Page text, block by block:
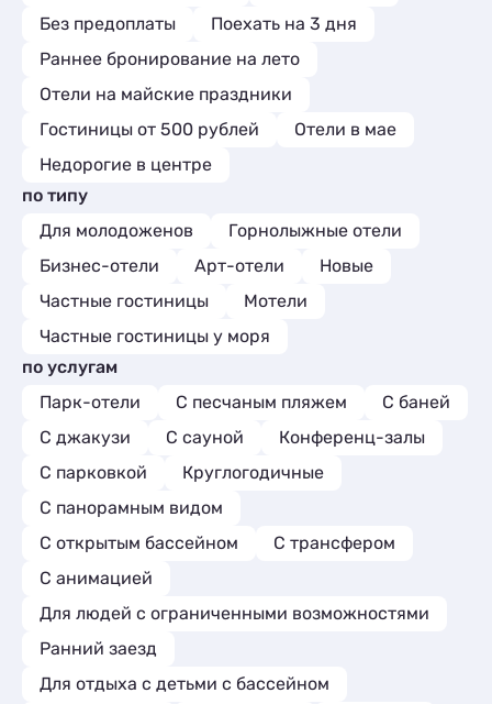
Без предоплаты
Поехать на 3 дня
Раннее бронирование на лето
Отели на майские праздники
Гостиницы от 500 рублей
Отели в мае
Недорогие в центре
по типу
Для молодоженов
Горнолыжные отели
Бизнес-отели
Арт-отели
Новые
Частные гостиницы
Мотели
Частные гостиницы у моря
по услугам
Парк-отели
С песчаным пляжем
С баней
С джакузи
С сауной
Конференц-залы
С парковкой
Круглогодичные
С панорамным видом
С открытым бассейном
С трансфером
С анимацией
Для людей с ограниченными возможностями
Ранний заезд
Для отдыха с детьми с бассейном